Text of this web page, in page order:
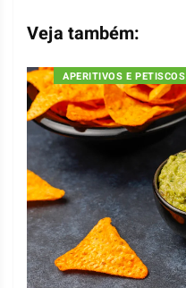
Veja também:
APERITIVOS E PETISCOS